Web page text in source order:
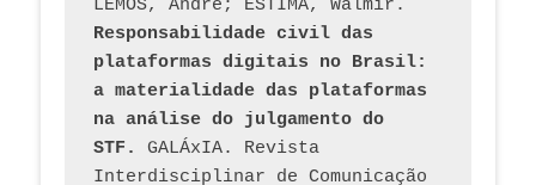
Responsabilidade civil das
plataformas digitais no Brasil:
a materialidade das plataformas
na análise do julgamento do
STF.
GALÁxIA. Revista
Interdisciplinar de Comunicação